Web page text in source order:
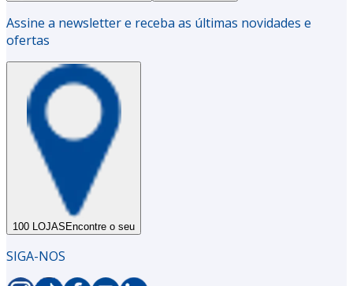
Assine a newsletter e receba as últimas novidades e
ofertas
100 LOJAS Encontre o seu
SIGA-NOS